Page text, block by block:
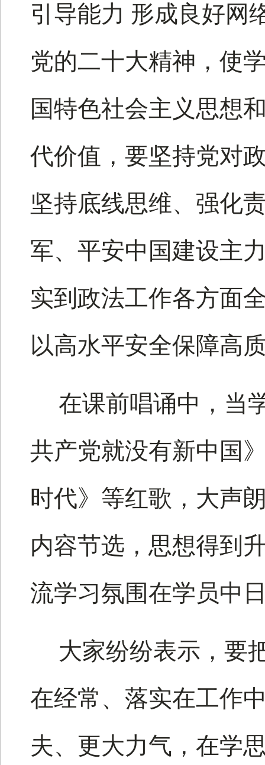
引导能力 形成良好网
党的二十大精神，使
国特色社会主义思想
代价值，要坚持党对
坚持底线思维、强化
军、平安中国建设主
实到政法工作各方面
以高水平安全保障高
在课前唱诵中，当
共产党就没有新中国
时代》等红歌，大声
内容节选，思想得到
流学习氛围在学员中
大家纷纷表示，要
在经常、落实在工作
夫、更大力气，在学